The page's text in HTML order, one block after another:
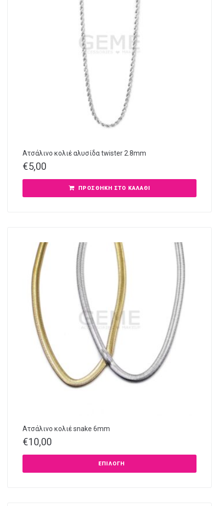
Ατσάλινο κολιέ αλυσίδα twister 2.8mm
€5,00
ΠΡΟΣΘΉΚΗ ΣΤΟ ΚΑΛΆΘΙ
Ατσάλινο κολιέ snake 6mm
€10,00
ΕΠΙΛΟΓΉ